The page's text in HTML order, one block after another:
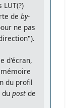
deby-
ne pas
d'écran,
du profil
dupost de